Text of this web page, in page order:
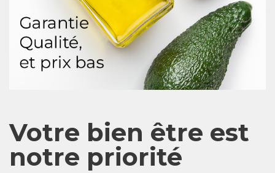
Votre bien être est
notre priorité